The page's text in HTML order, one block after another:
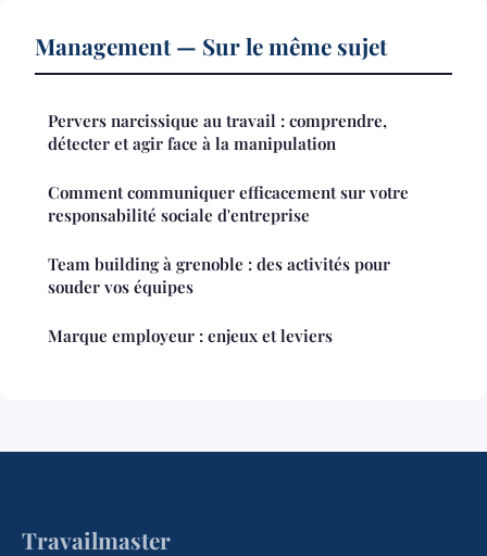
Management — Sur le même sujet
Pervers narcissique au travail : comprendre,
détecter et agir face à la manipulation
Comment communiquer efficacement sur votre
responsabilité sociale d'entreprise
Team building à grenoble : des activités pour
souder vos équipes
Marque employeur : enjeux et leviers
Travailmaster